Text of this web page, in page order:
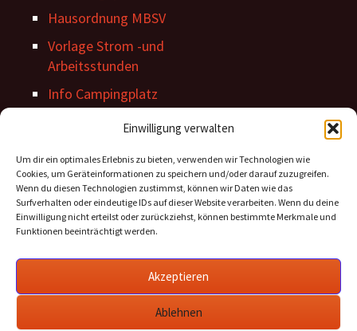
Einwilligung verwalten
Um dir ein optimales Erlebnis zu bieten, verwenden wir Technologien wie
Cookies, um Geräteinformationen zu speichern und/oder darauf zuzugreifen.
Wenn du diesen Technologien zustimmst, können wir Daten wie das
Surfverhalten oder eindeutige IDs auf dieser Website verarbeiten. Wenn du deine
Einwilligung nicht erteilst oder zurückziehst, können bestimmte Merkmale und
Funktionen beeinträchtigt werden.
Akzeptieren
Ablehnen
Hausordnung MBSV
Vorlage Strom -und
Arbeitsstunden
Info Campingplatz
Stegordnung
Archiv Beiträge
Beiträge